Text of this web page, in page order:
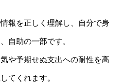
報を正しく理解し、自分で身
自助の一部です。
や予期せぬ支出への耐性を高
てくれます。